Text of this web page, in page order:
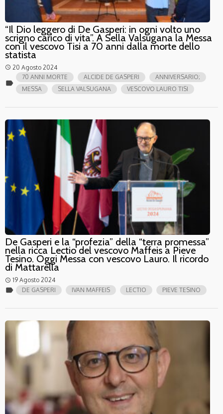
“Il Dio leggero di De Gasperi: in ogni volto uno
scrigno carico di vita”. A Sella Valsugana la Messa
con il vescovo Tisi a 70 anni dalla morte dello
statista
access_time 20 Agosto 2024
label
70 ANNI MORTE ALCIDE DE GASPERI
ANNIVERSARIO;
MESSA
SELLA VALSUGANA VESCOVO LAURO TISI
De Gasperi e la “profezia” della “terra promessa”
nella ricca Lectio del vescovo Maffeis a Pieve
Tesino. Oggi Messa con vescovo Lauro. Il ricordo
di Mattarella
access_time 19 Agosto 2024
label DE GASPERI IVAN MAFFEIS LECTIO PIEVE TESINO